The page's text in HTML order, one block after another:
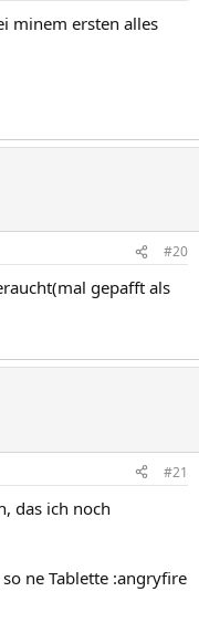
minem ersten alles
#20
gepafft als
#21
das ich noch
ne Tablette :angryfire